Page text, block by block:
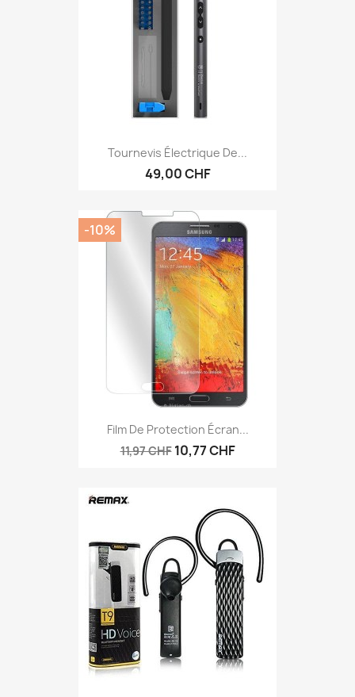
Tournevis Électrique De...
49,00 CHF
Film De Protection Écran...
11,97 CHF 10,77 CHF
-10%